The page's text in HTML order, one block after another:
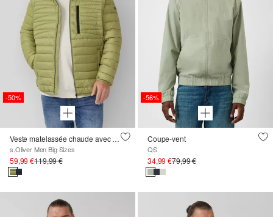
-50%
Veste matelassée chaude avec col montant et poche intérieure
s.Oliver Men Big Sizes
59,99 €119,99 €
-56%
Coupe-vent
QS
34,99 €79,99 €